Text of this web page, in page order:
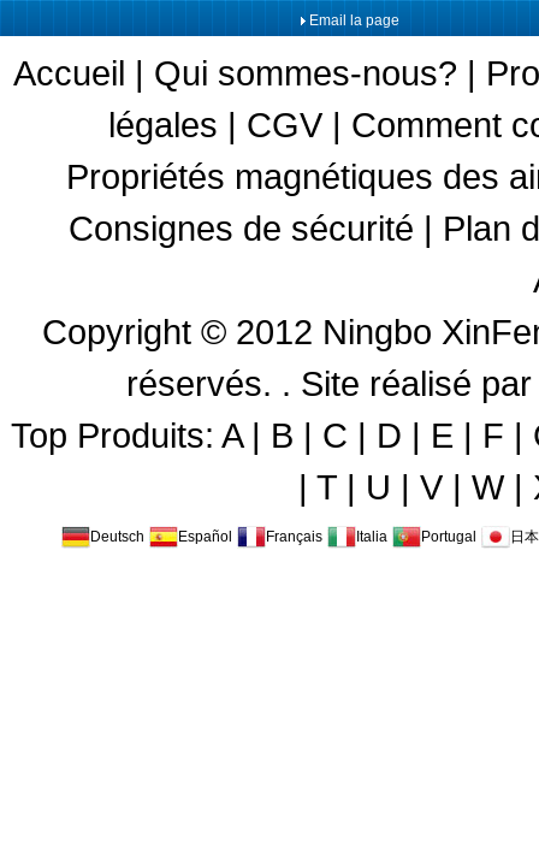
Email la page
Accueil | Qui sommes-nous? |
légales | CGV | Comment
Propriétés magnétiques des
Consignes de sécurité | Plan
Copyright © 2012 Ningbo
réservés. . Site réalisé
Top Produits: A| B | C | D | E | F |
| T| U | V| W|
Deutsch Español Français Italia Portugal 日